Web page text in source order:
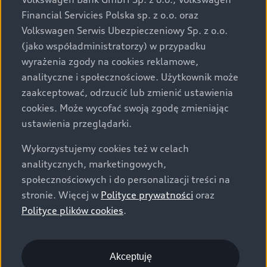
za dopłatą. Wiążące ustalenie ceny, wyposażenia i
specyfikacji pojazdu następują w umowie sprzedaży, a
określenie parametrów technicznych zawiera
świadectwo homologacji typu pojazdu. Zastrzegamy
sobie prawo do zmian i pomyłek. Wszelkie informacje
prezentowane na stronie są aktualne na dzień ich
zamieszczania. W celu uzyskania najnowszych
informacji prosimy kontaktować się z Partnerem Marki
Audi.
Wszystkie produkowane obecnie samochody marki Audi
są wykonywane z materiałów spełniających pod
względem możliwości odzysku i recyklingu wymagania
określone w normie ISO 22628 i są zgodne z
europejskimi świadectwami homologacji wydanymi wg
o.o. podlega obowiązkowi zapewnienia wszystkim
użytkownikom samochodów marki Volkswagen sieci
Financial Servicies Polska sp. z o.o. oraz
Volkswagen Serwis Ubezpieczeniowy Sp. z o.o.
(jako współadministratorzy) w przypadku
wyrażenia zgody na cookies reklamowe,
analityczne i społecznościowe. Użytkownik może
zaakceptować, odrzucić lub zmienić ustawienia
cookies. Może wycofać swoją zgodę zmieniając
ustawienia przeglądarki.
Wykorzystujemy cookies też w celach
analitycznych, marketingowych,
społecznościowych i do personalizacji treści na
stronie. Więcej w Polityce prywatności oraz
Polityce plików cookies.
Akceptuję